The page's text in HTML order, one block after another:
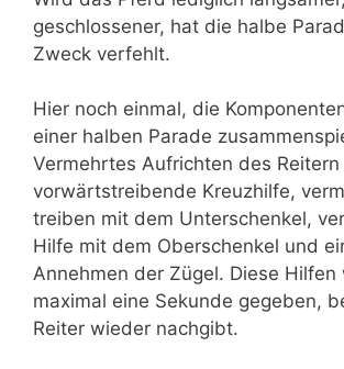
geschlossener, hat die halbe
Zweck verfehlt.
Hier noch einmal, die
einer halben Parade
Vermehrtes Aufrichten des Reitern
vorwärtstreibende Kreuzhilfe,
treiben mit dem Unterschenkel,
Hilfe mit dem Oberschenkel und
Annehmen der Zügel. Diese Hilfen
maximal eine Sekunde gegeben,
Reiter wieder nachgibt.